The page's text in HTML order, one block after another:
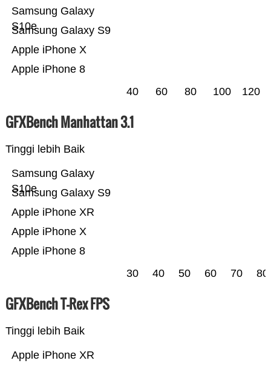
Apple iPhone 8
Apple iPhone X
Samsung Galaxy S9
Samsung Galaxy
S10e
40 60 80 100 120
GFXBench Manhattan 3.1
Tinggi lebih Baik
Apple iPhone 8
Apple iPhone X
Apple iPhone XR
Samsung Galaxy S9
Samsung Galaxy
S10e
30 40 50 60 70 80
GFXBench T-Rex FPS
Tinggi lebih Baik
Apple iPhone XR